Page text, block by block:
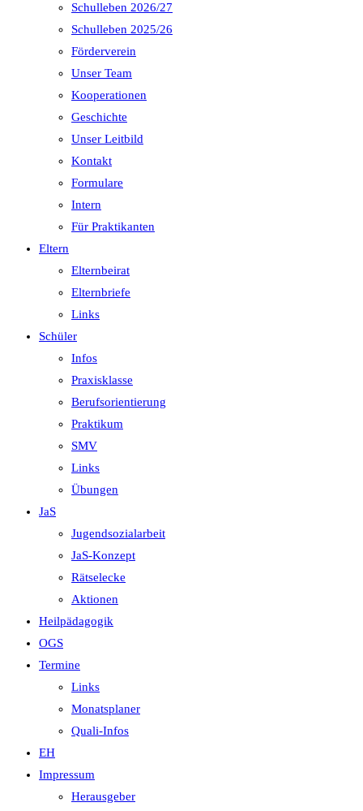
Schulleben 2026/27
Schulleben 2025/26
Förderverein
Unser Team
Kooperationen
Geschichte
Unser Leitbild
Kontakt
Formulare
Intern
Für Praktikanten
Eltern
Elternbeirat
Elternbriefe
Links
Schüler
Infos
Praxisklasse
Berufsorientierung
Praktikum
SMV
Links
Übungen
JaS
Jugendsozialarbeit
JaS-Konzept
Rätselecke
Aktionen
Heilpädagogik
OGS
Termine
Links
Monatsplaner
Quali-Infos
EH
Impressum
Herausgeber